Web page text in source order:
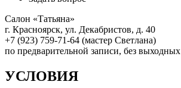
Салон «Татьяна»
г. Красноярск, ул. Декабристов, д. 40
+7 (923) 759-71-64 (мастер Светлана)
по предварительной записи, без выходных
УСЛОВИЯ